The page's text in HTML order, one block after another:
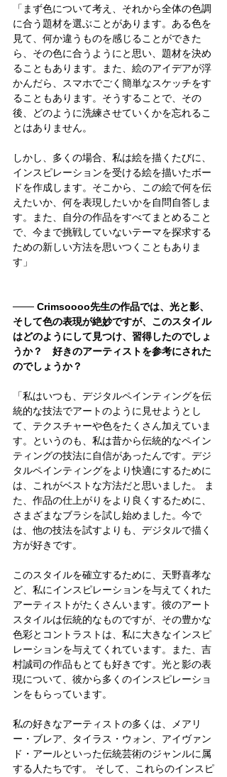
「まず色について考え、それから全体の色調
に合う題材を選ぶことがあります。ある色を
見て、何か違うものを感じることができた
ら、その色に合うようにと思い、題材を決め
ることもあります。また、絵のアイデアが浮
かんだら、スマホでごく簡単なスケッチをす
ることもあります。そうすることで、その
後、どのように洗練させていくかを忘れるこ
とはありません。
しかし、多くの場合、私は絵を描くたびに、
インスピレーションを受ける絵を描いたボー
ドを作成します。そこから、この絵で何を伝
えたいか、何を表現したいかを自問自答しま
す。また、自分の作品をすべてまとめること
で、今まで挑戦していないテーマを探求する
ための新しい方法を思いつくこともありま
す」
─── Crimsoooo先生の作品では、光と影、
そして色の表現が絶妙ですが、このスタイル
はどのようにして見つけ、習得したのでしょ
うか？　好きのアーティストを参考にされた
のでしょうか？
「私はいつも、デジタルペインティングを伝
統的な技法でアートのように見せようとし
て、テクスチャーや色をたくさん加えていま
す。というのも、私は昔から伝統的なペイン
ティングの技法に自信があったんです。デジ
タルペインティングをより快適にするために
は、これがベストな方法だと思いました。 ま
た、作品の仕上がりをより良くするために、
さまざまなブラシを試し始めました。今で
は、他の技法を試すよりも、デジタルで描く
方が好きです。
このスタイルを確立するために、天野喜孝な
ど、私にインスピレーションを与えてくれた
アーティストがたくさんいます。彼のアート
スタイルは伝統的なものですが、その豊かな
色彩とコントラストは、私に大きなインスピ
レーションを与えてくれています。また、吉
村誠司の作品もとても好きです。光と影の表
現について、彼から多くのインスピレーショ
ンをもらっています。
私の好きなアーティストの多くは、メアリ
ー・ブレア、タイラス・ウォン、アイヴァン
ド・アールといった伝統芸術のジャンルに属
する人たちです。 そして、これらのインスピ